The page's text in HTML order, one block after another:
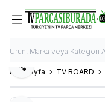
Ana Sayfa TV BOARD
Paylaş